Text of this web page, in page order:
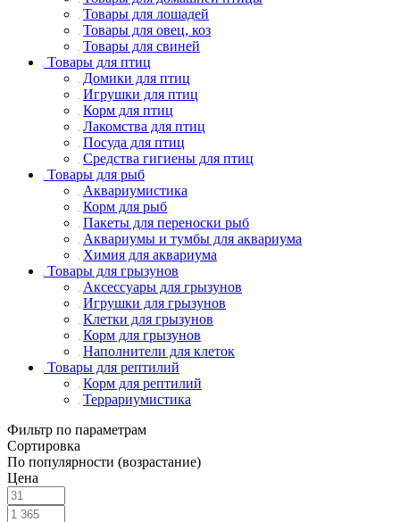
Товары для лошадей
Товары для овец, коз
Товары для свиней
Товары для птиц
Домики для птиц
Игрушки для птиц
Корм для птиц
Лакомства для птиц
Посуда для птиц
Средства гигиены для птиц
Товары для рыб
Аквариумистика
Корм для рыб
Пакеты для переноски рыб
Аквариумы и тумбы для аквариума
Химия для аквариума
Товары для грызунов
Аксессуары для грызунов
Игрушки для грызунов
Клетки для грызунов
Корм для грызунов
Наполнители для клеток
Товары для рептилий
Корм для рептилий
Террариумистика
Фильтр по параметрам
Сортировка
По популярности (возрастание)
Цена